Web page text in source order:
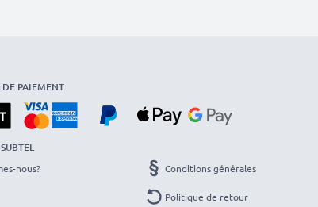
DE PAIEMENT
nous? Conditions générales
Politique de retour